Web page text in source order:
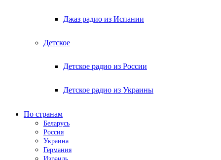
Джаз радио из Испании
Детское
Детское радио из России
Детское радио из Украины
По странам
Беларусь
Россия
Украина
Германия